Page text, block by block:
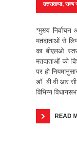
उत्तराखण्ड,राज्य
*मुख्य निर्वाचन
मतदाताओं से
का बीएलओ
मतदाताओं को
पर हो
डॉ.
विभिन्न
READ